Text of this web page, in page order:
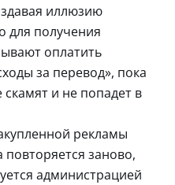
иллюзию
для получения
оплатить
за перевод», пока
и не попадет в
рекламы
заново,
администрацией